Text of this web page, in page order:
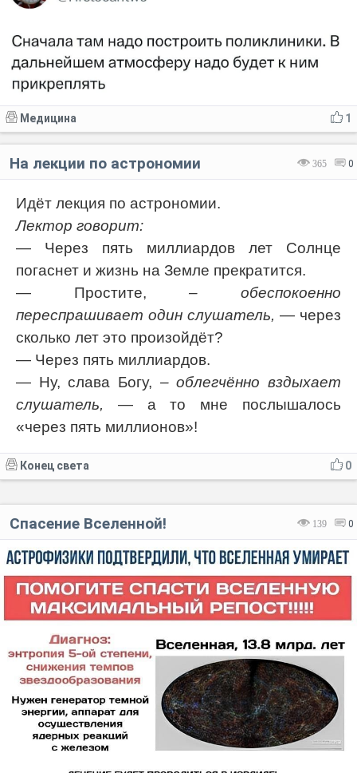
1
Медицина
365 0
На лекции по астрономии
Идёт лекция по астрономии.
Лектор говорит:
— Через пять миллиардов лет Солнце
погаснет и жизнь на Земле прекратится.
— Простите,– обеспокоенно
переспрашивает один слушатель, — через
сколько лет это произойдёт?
— Через пять миллиардов.
— Ну, слава Богу, – облегчённо вздыхает
слушатель, — а то мне послышалось
«через пять миллионов»!
0
Конец света
139 0
Спасение Вселенной!